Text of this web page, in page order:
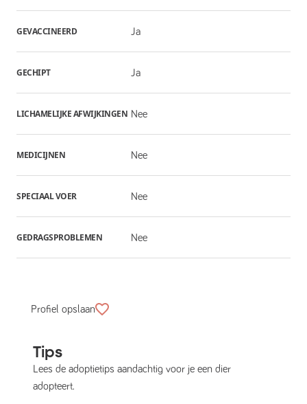
GEVACCINEERD Ja
GECHIPT Ja
LICHAMELIJKE AFWIJKINGEN Nee
MEDICIJNEN Nee
SPECIAAL VOER Nee
GEDRAGSPROBLEMEN Nee
Profiel opslaan
Tips
Lees de adoptietips aandachtig voor je een dier
adopteert.